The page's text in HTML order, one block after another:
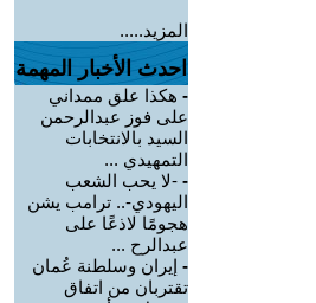
المزيد.....
احدث الأخبار المهمة
- هكذا علق ممداني
على فوز عبدالرحمن
السيد بالانتخابات
التمهيدي ...
- -لا يحب الشعب
اليهودي-.. ترامب يشن
هجومًا لاذعًا على
عبدالرح ...
- إيران وسلطنة عُمان
تقتربان من اتفاق